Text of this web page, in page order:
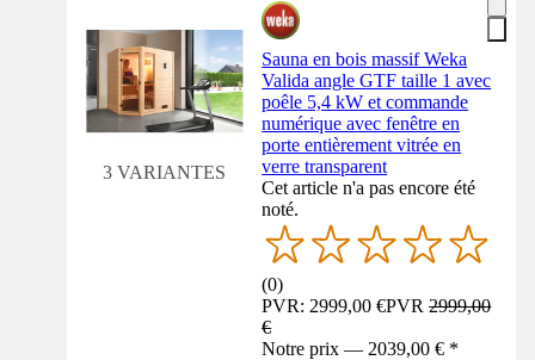
3 VARIANTES
Sauna en bois massif Weka
Valida angle GTF taille 1 avec
poêle 5,4 kW et commande
numérique avec fenêtre en
porte entièrement vitrée en
verre transparent
Cet article n'a pas encore été
noté.
(0)
PVR: 2999,00 €PVR2999,00
€
Notre prix — 2039,00 € *